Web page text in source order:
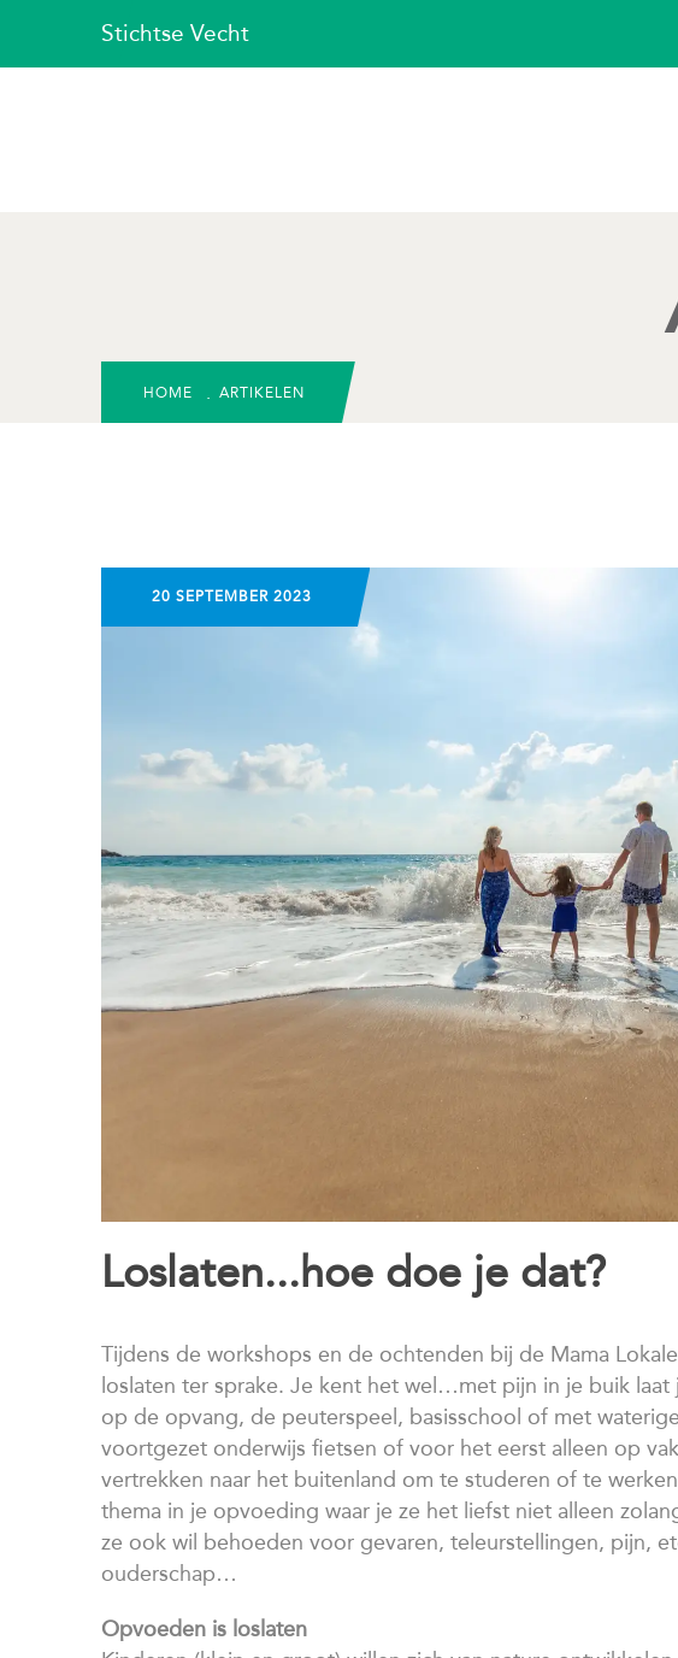
Stichtse Vecht
HOME ARTIKELEN
20 SEPTEMBER 2023
Loslaten...hoe doe je dat?
Tijdens de workshops en de ochtenden bij de Mama
loslaten ter sprake. Je kent het wel…met pijn in je buik
op de opvang, de peuterspeel, basisschool of met
voortgezet onderwijs fietsen of voor het eerst alleen op
vertrekken naar het buitenland om te studeren of te
thema in je opvoeding waar je ze het liefst niet alleen
ze ook wil behoeden voor gevaren, teleurstellingen, pijn,
ouderschap…
Opvoeden is loslaten